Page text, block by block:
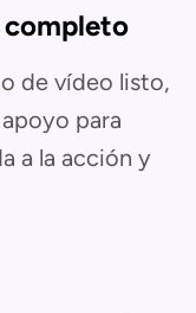
completo
de vídeo listo,
para
a la acción y